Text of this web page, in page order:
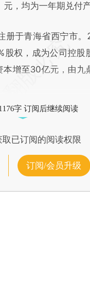
元，均为一年期兑付产
于青海省西宁市。
权，成为公司控股
增至30亿元，由九
字 订阅后继续阅读
已订阅的阅读权限
订阅/会员升级